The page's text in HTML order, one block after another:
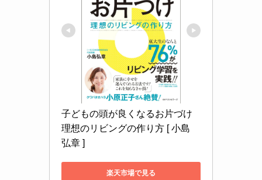
子どもの頭が良くなるお片づけ
理想のリビングの作り方 [ 小島
弘章 ]
楽天市場で見る